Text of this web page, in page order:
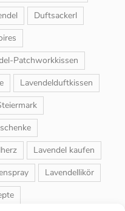
Duftsackerl
Patchworkkissen
Lavendelduftkissen
Lavendel kaufen
Lavendellikör